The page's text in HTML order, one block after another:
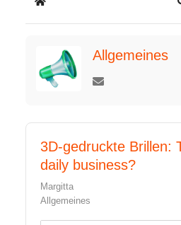
Home
Allgemeines
3D-gedruckte Brillen:
daily business?
Margitta
Allgemeines